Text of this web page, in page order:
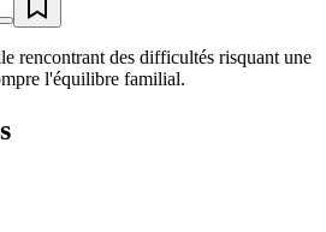
rencontrant des difficultés risquant une
l'équilibre familial.